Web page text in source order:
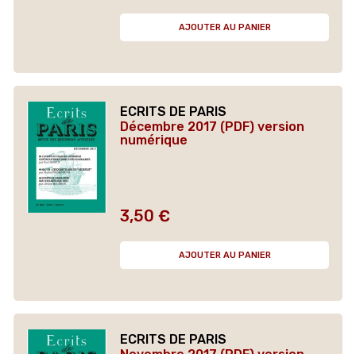
AJOUTER AU PANIER
ECRITS DE PARIS
Décembre 2017 (PDF) version
numérique
Prix
3,50 €
AJOUTER AU PANIER
ECRITS DE PARIS